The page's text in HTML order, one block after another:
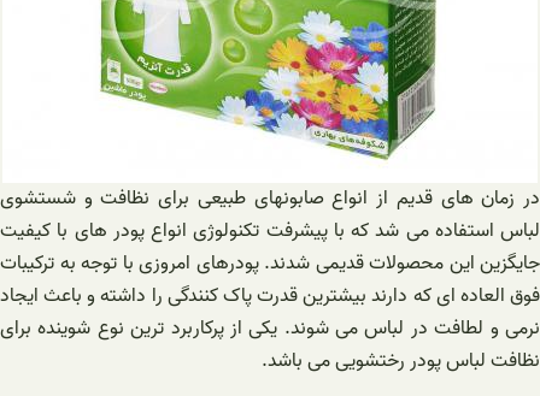
در زمان های قدیم از انواع صابونهای طبیعی برای نظافت و شستشوی
لباس استفاده می شد که با پیشرفت تکنولوژی انواع پودر های با کیفیت
جایگزین این محصولات قدیمی شدند. پودرهای امروزی با توجه به ترکیبات
فوق العاده ای که دارند بیشترین قدرت پاک کنندگی را داشته و باعث ایجاد
نرمی و لطافت در لباس می شوند. یکی از پرکاربرد ترین نوع شوینده برای
نظافت لباس پودر رختشویی می باشد.